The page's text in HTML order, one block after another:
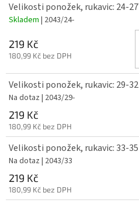
Velikosti ponožek, rukavic: 24-27
Skladem | 2043/24-
219 Kč
180,99 Kč bez DPH
Velikosti ponožek, rukavic: 29-32
Na dotaz | 2043/29-
219 Kč
180,99 Kč bez DPH
Velikosti ponožek, rukavic: 33-35
Na dotaz | 2043/33
219 Kč
180,99 Kč bez DPH